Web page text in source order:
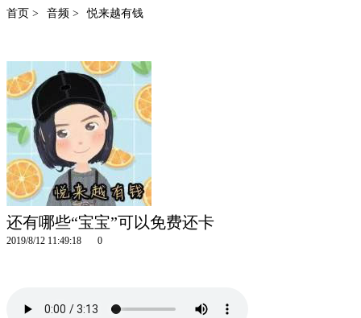
首页 > 音频 > 悦来越有钱
还有哪些“宝宝”可以免费还卡
2019/8/12 11:49:18 0